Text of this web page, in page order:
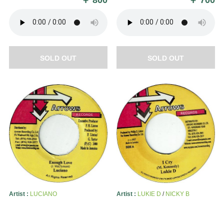
SOLD OUT SOLD OUT
Artist : LUCIANO
Artist : LUKIE D / NICKY B